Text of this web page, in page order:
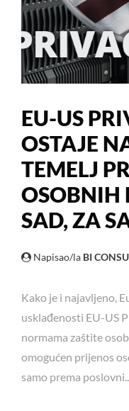
EU-US
OSTAJE
TEMELJ
OSOBNIH
SAD, ZA
Napisao/la BI
Kako je i najavljeno,
usklađenosti EU-US
normama zaštite
omogućen prijenos
samo prema